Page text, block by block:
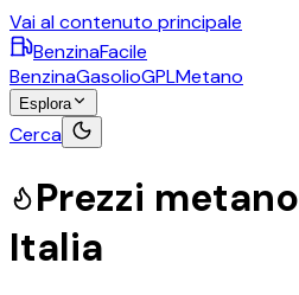
Vai al contenuto principale
BenzinaFacile
BenzinaGasolioGPLMetano
Esplora
Cerca
Prezzi metano
Italia